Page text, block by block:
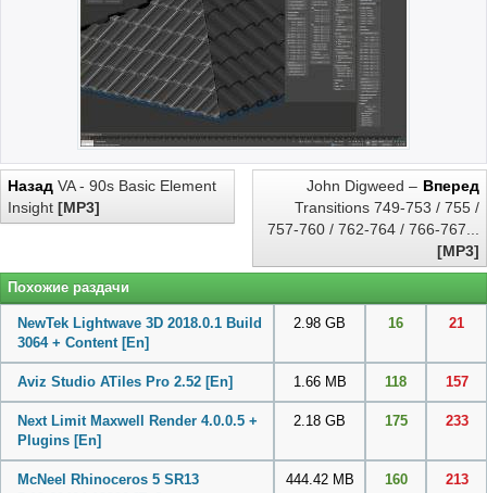
Назад VA - 90s Basic Element
Insight [MP3]
Вперед
John Digweed –
Transitions 749-753 / 755 /
757-760 / 762-764 / 766-767...
[MP3]
Похожие раздачи
NewTek Lightwave 3D 2018.0.1 Build
3064 + Content [En]
2.98 GB 16 21
Aviz Studio ATiles Pro 2.52 [En] 1.66 MB 118 157
Next Limit Maxwell Render 4.0.0.5 +
Plugins [En]
2.18 GB 175 233
McNeel Rhinoceros 5 SR13
444.42 MB 160 213